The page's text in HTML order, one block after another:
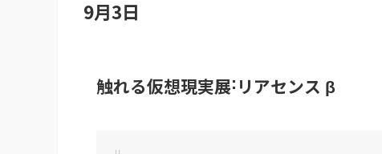
9月3日
触れる仮想現実展˸リアセンス β